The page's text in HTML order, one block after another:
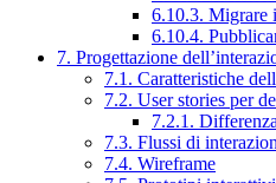
6.10.3. Migrare
6.10.4.
7. Progettazione
7.1. Caratteristiche
7.2. User stories per
7.2.1.
7.3. Flussi di
7.4. Wireframe